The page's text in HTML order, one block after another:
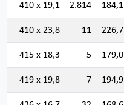
410 x 19,1 2.814 184,1
410 x 23,8 11 226,7
415 x 18,3 5 179,0
419 x 19,8 7 194,9